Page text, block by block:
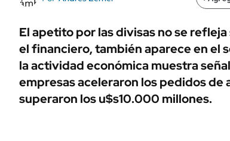
Mercados
ÁMBITO DEBATE
MEDIAKIT AMBITO DEBATE
URUGUAY
El apetito por las divisas no se
el financiero, también aparece en el
la actividad económica muestra
empresas aceleraron los pedidos de
superaron los u$s10.000 millones.